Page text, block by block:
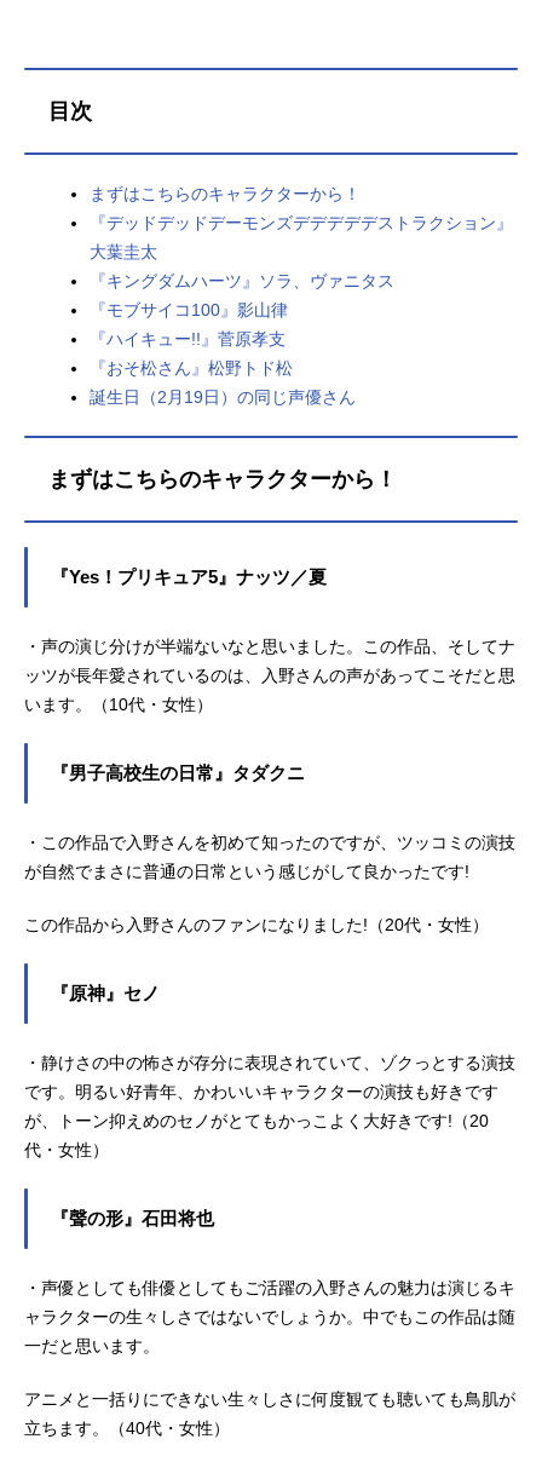
目次
まずはこちらのキャラクターから！
『デッドデッドデーモンズデデデデデストラクション』
大葉圭太
『キングダムハーツ』ソラ、ヴァニタス
『モブサイコ100』影山律
『ハイキュー!!』菅原孝支
『おそ松さん』松野トド松
誕生日（2月19日）の同じ声優さん
まずはこちらのキャラクターから！
『Yes！プリキュア5』ナッツ／夏
・声の演じ分けが半端ないなと思いました。この作品、そしてナ
ッツが長年愛されているのは、入野さんの声があってこそだと思
います。（10代・女性）
『男子高校生の日常』タダクニ
・この作品で入野さんを初めて知ったのですが、ツッコミの演技
が自然でまさに普通の日常という感じがして良かったです!
この作品から入野さんのファンになりました!（20代・女性）
『原神』セノ
・静けさの中の怖さが存分に表現されていて、ゾクっとする演技
です。明るい好青年、かわいいキャラクターの演技も好きです
が、トーン抑えめのセノがとてもかっこよく大好きです!（20
代・女性）
『聲の形』石田将也
・声優としても俳優としてもご活躍の入野さんの魅力は演じるキ
ャラクターの生々しさではないでしょうか。中でもこの作品は随
一だと思います。
アニメと一括りにできない生々しさに何度観ても聴いても鳥肌が
立ちます。（40代・女性）